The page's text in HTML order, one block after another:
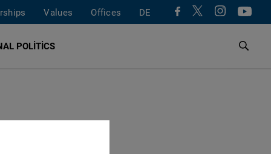
Values Offices DE
POLITICS